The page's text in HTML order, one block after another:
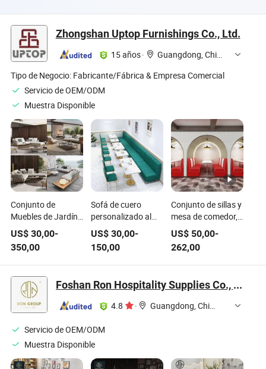
Zhongshan Uptop Furnishings Co., Ltd.
15 años·
Guangdong, China
Tipo de Negocio: Fabricante/Fábrica & Empresa Comercial
Servicio de OEM/ODM
Muestra Disponible
Conjunto de
Muebles de Jardín
al por Mayor, Sillón
de Lujo para
Exterior, Conjunto
de Sofá de Patio,
Sofá de Exterior de
Cuerda Trenzada y
Teca
US$30,00-
350,00
Sofá de cuero
personalizado al
por mayor, mesa de
piedra sinterizada y
silla de metal con
patas doradas,
restaurante
US$ 30,00-
150,00
Conjunto de sillas y
mesa de comedor,
sofá, asientos en
cabina, muebles
para restaurante
US$ 50,00-
262,00
Foshan Ron Hospitality Supplies Co., Ltd.
4.8 · Guangdong, China
Servicio de OEM/ODM
Muestra Disponible